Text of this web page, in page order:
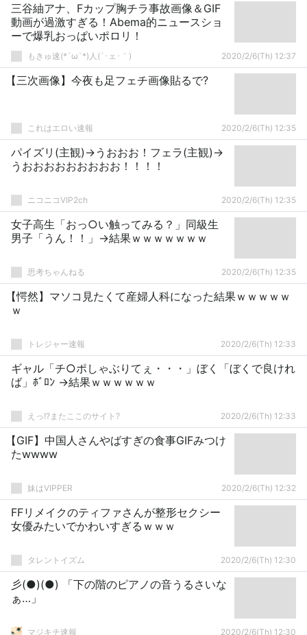
三谷紬アナ、Fカップ胸チラ事故画像＆GIF
動画が過激すぎる！Abema的ニュースショ
ーで爆乳おっぱいポロリ！
もきゅ速(*´ω`*)人(´･ェ･｀) 2020/2/6(Th) 12:37
【三次画像】今夜も足フェチ画像貼るで?
これはエロい速報 2020/2/6(Th) 12:35
パイズリ(主観)→うおおお！フェラ(主観)→
うおおおおおおおおお！！！！
ニコニコVIP2ch 2020/2/6(Th) 12:35
女子高生「おっ○い触ってみる？」同級生
男子「うん！！」→結果ｗｗｗｗｗｗｗ
思考ちゃんねる 2020/2/6(Th) 12:35
【愕然】マソコ見たくて産婦人科になった結果ｗｗｗｗｗ
ｗ
トレジャー速報 2020/2/6(Th) 12:33
ギャル「チ○ポしゃぶりてぇ・・・」ぼく「ぼくで良けれ
ば」ﾎﾞﾛﾝ →結果ｗｗｗｗｗｗ
えっ!?またここのサイト? 2020/2/6(Th) 12:33
【GIF】中国人さんやばすぎの食事GIFみつけ
たwwww
妹はVIPPER 2020/2/6(Th) 12:32
FFリメイクのティファさんが整形セクシー
女優みたいでかわいすぎるｗｗｗ
タレントイズム 2020/2/6(Th) 12:30
彡(●)(●) 「下の階のピアノの音うるさいな
ぁ…」
マジキチ速報 2020/2/6(Th) 12:30